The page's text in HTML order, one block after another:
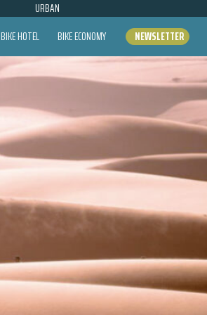
URBAN
BIKE HOTEL BIKE ECONOMY NEWSLETTER